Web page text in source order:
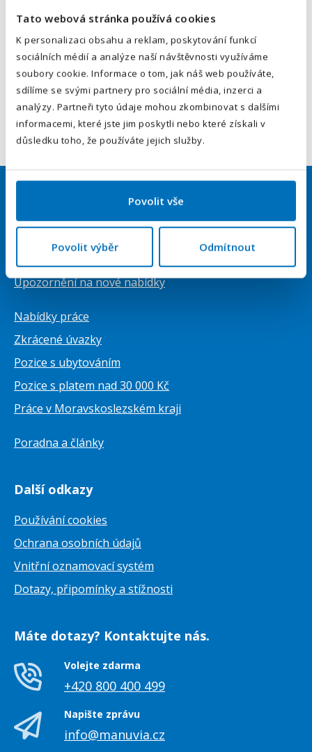
Tato webová stránka používá cookies
K personalizaci obsahu a reklam, poskytování funkcí
sociálních médií a analýze naší návštěvnosti využíváme
soubory cookie. Informace o tom, jak náš web používáte,
sdílíme se svými partnery pro sociální média, inzerci a
analýzy. Partneři tyto údaje mohou zkombinovat s dalšími
informacemi, které jste jim poskytli nebo které získali v
důsledku toho, že používáte jejich služby.
Povolit vše
Povolit výběr Odmítnout
Váš telefon*
Předvolba
Odesláním souhlasíte sezpracováním osobních údajů.
Odeslat
Upozornění na nové nabídky
Nabídky práce
Zkrácené úvazky
Pozice s ubytováním
Pozice s platem nad 30 000 Kč
Práce v Moravskoslezském kraji
Poradna a články
Další odkazy
Používání cookies
Ochrana osobních údajů
Vnitřní oznamovací systém
Dotazy, připomínky a stížnosti
Máte dotazy? Kontaktujte nás.
Volejte zdarma
+420 800 400 499
Napište zprávu
info@manuvia.cz